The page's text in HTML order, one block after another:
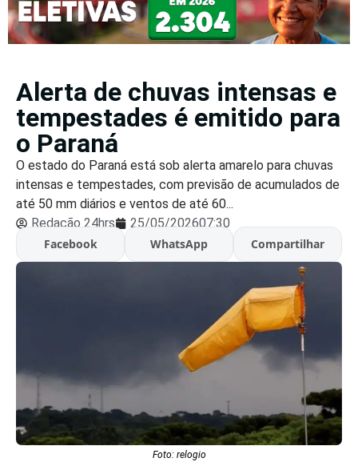
Alerta de chuvas intensas e
tempestades é emitido para
o Paraná
O estado do Paraná está sob alerta amarelo para chuvas
intensas e tempestades, com previsão de acumulados de
até 50 mm diários e ventos de até 60...
Redação 24hrs
25/05/202607:30
Facebook
WhatsApp Compartilhar
Foto: relogio